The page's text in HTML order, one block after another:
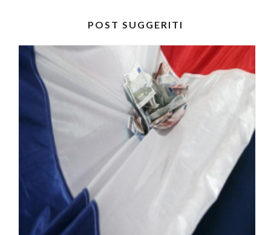
POST SUGGERITI